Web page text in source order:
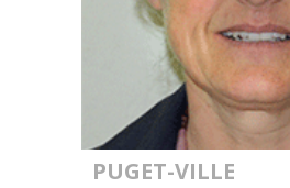
PUGET-VILLE